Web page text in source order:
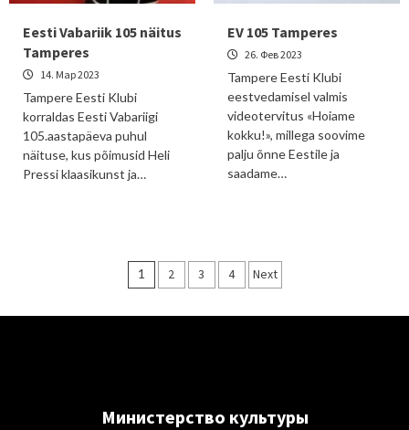
Eesti Vabariik 105 näitus
Tamperes
14. Мар 2023
Tampere Eesti Klubi
korraldas Eesti Vabariigi
105.aastapäeva puhul
näituse, kus põimusid Heli
Pressi klaasikunst ja…
EV 105 Tamperes
26. Фев 2023
Tampere Eesti Klubi
eestvedamisel valmis
videotervitus «Hoiame
kokku!», millega soovime
palju õnne Eestile ja
saadame…
Пагинация
1 2 3 4 Next
Министерствo культуры